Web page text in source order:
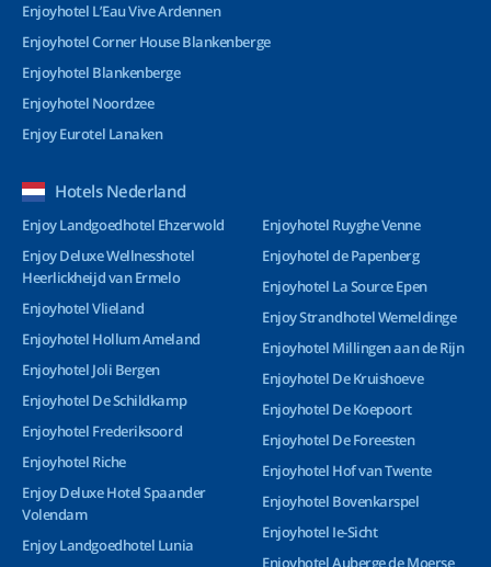
Enjoyhotel L’Eau Vive Ardennen
Enjoyhotel Corner House Blankenberge
Enjoyhotel Blankenberge
Enjoyhotel Noordzee
Enjoy Eurotel Lanaken
Hotels Nederland
Enjoy Landgoedhotel Ehzerwold
Enjoy Deluxe Wellnesshotel
Heerlickheijd van Ermelo
Enjoyhotel Vlieland
Enjoyhotel Hollum Ameland
Enjoyhotel Joli Bergen
Enjoyhotel De Schildkamp
Enjoyhotel Frederiksoord
Enjoyhotel Riche
Enjoy Deluxe Hotel Spaander
Volendam
Enjoy Landgoedhotel Lunia
Enjoyhotel Ruyghe Venne
Enjoyhotel de Papenberg
Enjoyhotel La Source Epen
Enjoy Strandhotel Wemeldinge
Enjoyhotel Millingen aan de Rijn
Enjoyhotel De Kruishoeve
Enjoyhotel De Koepoort
Enjoyhotel De Foreesten
Enjoyhotel Hof van Twente
Enjoyhotel Bovenkarspel
Enjoyhotel Ie-Sicht
Enjoyhotel Auberge de Moerse